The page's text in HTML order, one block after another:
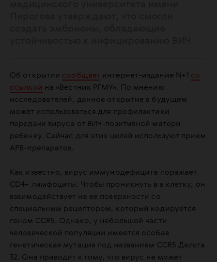
Об открытии сообщает интернет-издание N+1 со
ссылкой на «Вестник РГМУ». По мнению
исследователей, данное открытие в будущем
может использоваться для профилактики
передачи вируса от ВИЧ-позитивной матери
ребенку. Сейчас для этих целей используют прием
АРВ-препаратов.
Как известно, вирус иммунодефицита поражает
CD4+ лимфоциты. Чтобы проникнуть в в клетку, он
взаимодействует на ее поверхности со
специальным рецептором, который кодируется
геном CCR5. Однако, у небольшой части
человеческой популяции имеется особая
генетическая мутация под названием CCR5 Дельта
32. Она приводит к тому, что вирус не может